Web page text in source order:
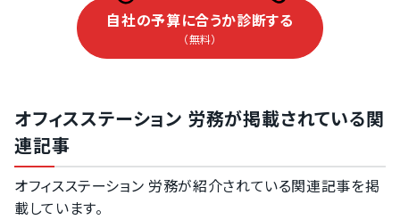
自社の予算に合うか診断する
（無料）
オフィスステーション 労務が掲載されている関
連記事
オフィスステーション 労務が紹介されている関連記事を掲
載しています。